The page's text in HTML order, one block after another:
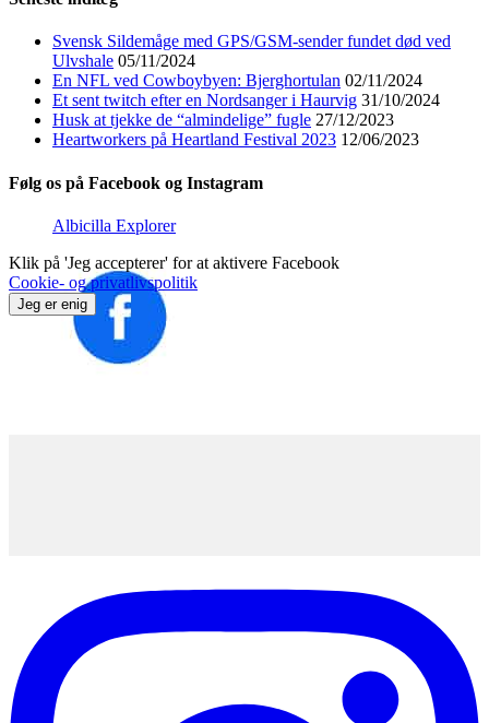
Svensk Sildemåge med GPS/GSM-sender fundet død ved
Ulvshale 05/11/2024
En NFL ved Cowboybyen: Bjerghortulan 02/11/2024
Et sent twitch efter en Nordsanger i Haurvig 31/10/2024
Husk at tjekke de “almindelige” fugle 27/12/2023
Heartworkers på Heartland Festival 2023 12/06/2023
Følg os på Facebook og Instagram
Albicilla Explorer
Klik på 'Jeg accepterer' for at aktivere Facebook
Cookie- og privatlivspolitik
Jeg er enig